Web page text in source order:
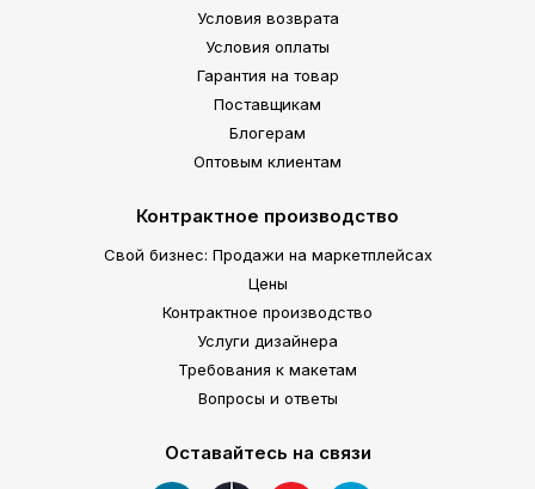
Условия возврата
Условия оплаты
Гарантия на товар
Поставщикам
Блогерам
Оптовым клиентам
Контрактное производство
Свой бизнес: Продажи на маркетплейсах
Цены
Контрактное производство
Услуги дизайнера
Требования к макетам
Вопросы и ответы
Оставайтесь на связи